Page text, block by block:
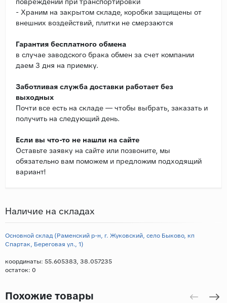
- Храним на закрытом складе, коробки защищены от
внешних воздействий, плитки не смерзаются
Гарантия бесплатного обмена
в случае заводского брака обмен за счет компании
даем 3 дня на приемку.
Заботливая служба доставки работает без
выходных
Почти все есть на складе — чтобы выбрать, заказать и
получить на следующий день.
Если вы что-то не нашли на сайте
Оставьте заявку на сайте или позвоните, мы
обязательно вам поможем и предложим подходящий
вариант!
Наличие на складах
Основной склад (Раменский р-н, г. Жуковский, село Быково, кп
Спартак, Береговая ул., 1)
координаты: 55.605383, 38.057235
остаток: 0
Похожие товары